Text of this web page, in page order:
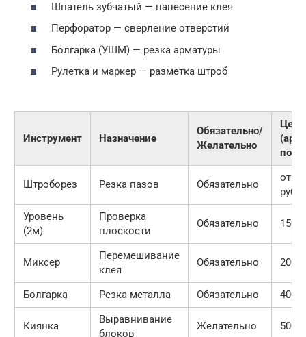
Шпатель зубчатый — нанесение клея
Перфоратор — сверление отверстий
Болгарка (УШМ) — резка арматуры
Рулетка и маркер — разметка штроб
Инструмент Назначение
Обязательно/
Желательно
Цена
Штроборез Резка пазов Обязательно
от
руб/
Уровень
(2м)
Проверка
плоскости
Обязательно 1500
Миксер
Перемешивание
клея
Обязательно 2000
Болгарка Резка металла Обязательно 4000
Киянка
Выравнивание
блоков
Желательно 500